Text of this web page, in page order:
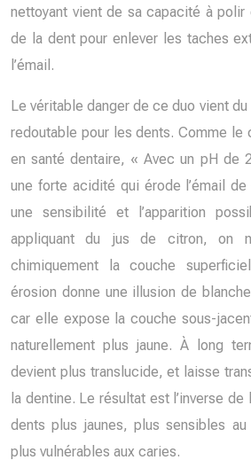
nettoyant vient de sa capacité à polir
de la dent pour enlever les taches
l’émail.
Le véritable danger de ce duo vient du
redoutable pour les dents. Comme le
en santé dentaire, « Avec un pH de
une forte acidité qui érode l’émail
une sensibilité et l’apparition
appliquant du jus de citron, on
chimiquement la couche
érosion donne une illusion de
car elle expose la couche sous-
naturellement plus jaune. À long
devient plus translucide, et laisse
la dentine. Le résultat est l’inverse
dents plus jaunes, plus sensibles
plus vulnérables aux caries.